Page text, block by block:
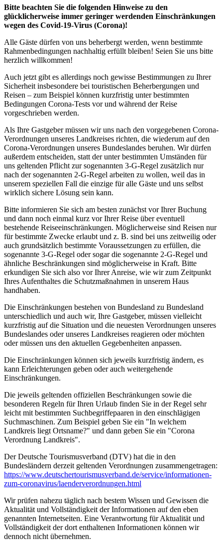
Bitte beachten Sie die folgenden Hinweise zu den
glücklicherweise immer geringer werdenden Einschränkungen
wegen des Covid-19-Virus (Corona)!
Alle Gäste dürfen von uns beherbergt werden, wenn bestimmte
Rahmenbedingungen nachhaltig erfüllt bleiben! Seien Sie uns bitte
herzlich willkommen!
Auch jetzt gibt es allerdings noch gewisse Bestimmungen zu Ihrer
Sicherheit insbesondere bei touristischen Beherbergungen und
Reisen – zum Beispiel können kurzfristig unter bestimmten
Bedingungen Corona-Tests vor und während der Reise
vorgeschrieben werden.
Als Ihre Gastgeber müssen wir uns nach den vorgegebenen Corona-
Verordnungen unseres Landkreises richten, die wiederum auf den
Corona-Verordnungen unseres Bundeslandes beruhen. Wir dürfen
außerdem entscheiden, statt der unter bestimmten Umständen für
uns geltenden Pflicht zur sogenannten 3-G-Regel zusätzlich nur
nach der sogenannten 2-G-Regel arbeiten zu wollen, weil das in
unserem speziellen Fall die einzige für alle Gäste und uns selbst
wirklich sichere Lösung sein kann.
Bitte informieren Sie sich am besten zunächst vor Ihrer Buchung
und dann noch einmal kurz vor Ihrer Reise über eventuell
bestehende Reiseeinschränkungen. Möglicherweise sind Reisen nur
für bestimmte Zwecke erlaubt und z. B. sind bei uns zeitweilig oder
auch grundsätzlich bestimmte Voraussetzungen zu erfüllen, die
sogenannte 3-G-Regel oder sogar die sogenannte 2-G-Regel und
ähnliche Beschränkungen sind möglicherweise in Kraft. Bitte
erkundigen Sie sich also vor Ihrer Anreise, wie wir zum Zeitpunkt
Ihres Aufenthaltes die Schutzmaßnahmen in unserem Haus
handhaben.
Die Einschränkungen bestehen von Bundesland zu Bundesland
unterschiedlich und auch wir, Ihre Gastgeber, müssen vielleicht
kurzfristig auf die Situation und die neuesten Verordnungen unseres
Bundeslandes oder unseres Landkreises reagieren oder möchten
oder müssen uns den aktuellen Gegebenheiten anpassen.
Die Einschränkungen können sich jeweils kurzfristig ändern, es
kann Erleichterungen geben oder auch weitergehende
Einschränkungen.
Die jeweils geltenden offiziellen Beschränkungen sowie die
besonderen Regeln für Ihren Urlaub finden Sie in der Regel sehr
leicht mit bestimmten Suchbegriffepaaren in den einschlägigen
Suchmaschinen. Zum Beispiel geben Sie ein "In welchem
Landkreis liegt Ortsname?" und dann geben Sie ein "Corona
Verordnung Landkreis".
Der Deutsche Tourismusverband (DTV) hat die in den
Bundesländern derzeit geltenden Verordnungen zusammengetragen:
https://www.deutscher­tourismusverband.de/­service/­informationen-
zum-coronavirus/­laenderverordnungen.html
Wir prüfen nahezu täglich nach bestem Wissen und Gewissen die
Aktualität und Vollständigkeit der Informationen auf den eben
genannten Internetseiten. Eine Verantwortung für Aktualität und
Vollständigkeit der dort enthaltenen Informationen können wir
dennoch nicht übernehmen.